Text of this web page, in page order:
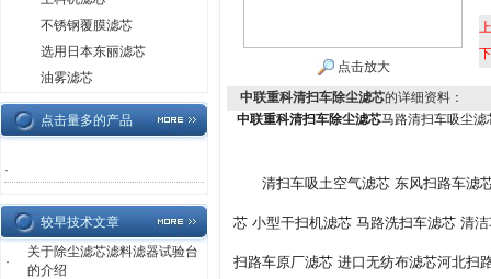
不锈钢覆膜滤芯
选用日本东丽滤芯
油雾滤芯
点击量多的产品
·
较早技术文章
·
关于除尘滤芯滤料滤器试验台
的介绍
点击放大
中联重科清扫车除尘滤芯的详细资料：
中联重科清扫车除尘滤芯马路清扫车吸尘滤
清扫车吸土空气滤芯 东风扫路车滤
芯 小型干扫机滤芯 马路洗扫车滤芯 清
扫路车原厂滤芯 进口无纺布滤芯河北扫